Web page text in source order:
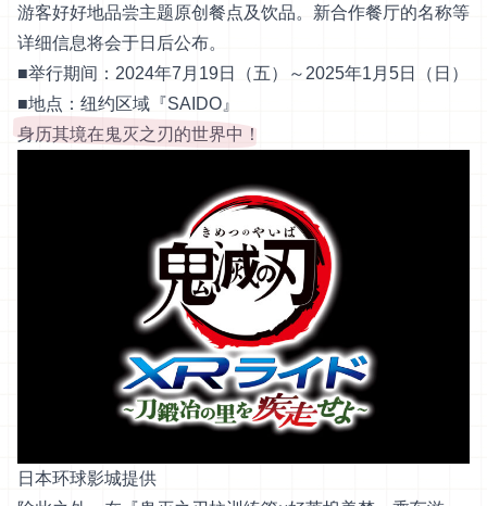
游客好好地品尝主题原创餐点及饮品。新合作餐厅的名称等
详细信息将会于日后公布。
■举行期间：2024年7月19日（五）～2025年1月5日（日）
■地点：纽约区域『SAIDO』
身历其境在鬼灭之刃的世界中！
日本环球影城提供